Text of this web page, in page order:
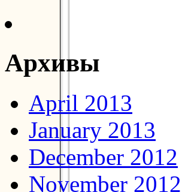
Архивы
April 2013
January 2013
December 2012
November 2012